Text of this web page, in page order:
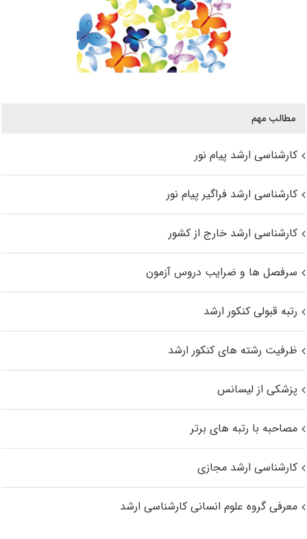
مطالب مهم
کارشناسی ارشد پیام نور
کارشناسی ارشد فراگیر پیام نور
کارشناسی ارشد خارج از کشور
سرفصل ها و ضرایب دروس آزمون
رتبه قبولی کنکور ارشد
ظرفیت رشته های کنکور ارشد
پزشکی از لیسانس
مصاحبه با رتبه های برتر
کارشناسی ارشد مجازی
معرفی گروه علوم انسانی کارشناسی ارشد